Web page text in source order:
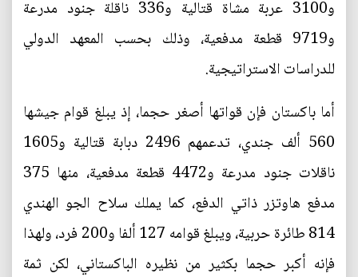
و3100 عربة مشاة قتالية و336 ناقلة جنود مدرعة
و9719 قطعة مدفعية، وذلك بحسب المعهد الدولي
للدراسات الاستراتيجية.
أما باكستان فإن قواتها أصغر حجما، إذ يبلغ قوام جيشها
560 ألف جندي، تدعمهم 2496 دبابة قتالية و1605
ناقلات جنود مدرعة و4472 قطعة مدفعية، منها 375
مدفع هاوتزر ذاتي الدفع، كما يملك سلاح الجو الهندي
814 طائرة حربية، ويبلغ قوامه 127 ألفا و200 فرد، ولهذا
فإنه أكبر حجما بكثير من نظيره الباكستاني، لكن ثمة